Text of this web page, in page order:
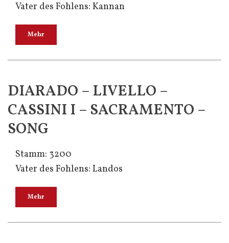
Vater des Fohlens: Kannan
Mehr
DIARADO – LIVELLO –
CASSINI I – SACRAMENTO –
SONG
Stamm: 3200
Vater des Fohlens: Landos
Mehr